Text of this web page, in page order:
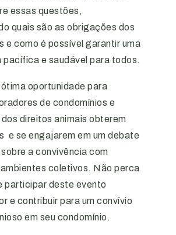
essas questões,
quais são as obrigações dos
e como é possível garantir uma
pacífica e saudável para todos.
oportunidade para
de condomínios e
direitos animais obterem
e se engajarem em um debate
a convivência com
coletivos. Não perca
participar deste evento
e contribuir para um convívio
em seu condomínio.